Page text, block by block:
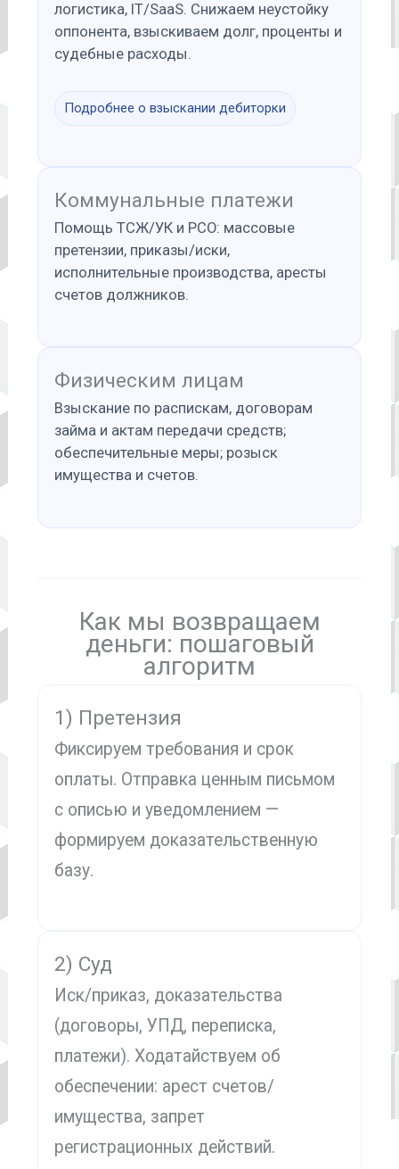
логистика, IT/SaaS. Снижаем неустойку
оппонента, взыскиваем долг, проценты и
судебные расходы.
Подробнее о взыскании дебиторки
Коммунальные платежи
Помощь ТСЖ/УК и РСО: массовые
претензии, приказы/иски,
исполнительные производства, аресты
счетов должников.
Физическим лицам
Взыскание по распискам, договорам
займа и актам передачи средств;
обеспечительные меры; розыск
имущества и счетов.
Как мы возвращаем
деньги: пошаговый
алгоритм
1) Претензия
Фиксируем требования и срок
оплаты. Отправка ценным письмом
с описью и уведомлением —
формируем доказательственную
базу.
2) Суд
Иск/приказ, доказательства
(договоры, УПД, переписка,
платежи). Ходатайствуем об
обеспечении: арест счетов/
имущества, запрет
регистрационных действий.